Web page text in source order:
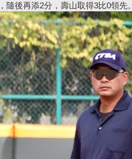
後再添2分，壽山取得3比0領先。